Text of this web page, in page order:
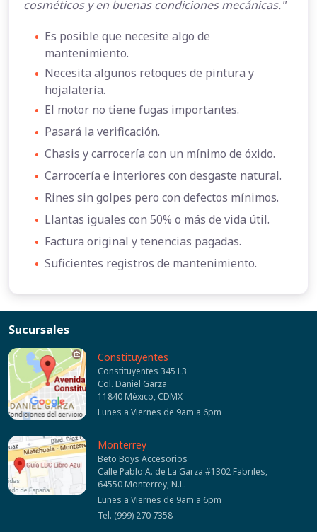
cosméticos y en buenas condiciones mecánicas."
• Es posible que necesite algo de
mantenimiento.
• Necesita algunos retoques de pintura y
hojalatería.
• El motor no tiene fugas importantes.
• Pasará la verificación.
• Chasis y carrocería con un mínimo de óxido.
• Carrocería e interiores con desgaste natural.
• Rines sin golpes pero con defectos mínimos.
• Llantas iguales con 50% o más de vida útil.
• Factura original y tenencias pagadas.
• Suficientes registros de mantenimiento.
Sucursales
Constituyentes
Constituyentes 345 L3
Col. Daniel Garza
11840 México, CDMX
Lunes a Viernes de 9am a 6pm
Monterrey
Beto Boys Accesorios
Calle Pablo A. de La Garza #1302 Fabriles,
64550 Monterrey, N.L.
Lunes a Viernes de 9am a 6pm
Tel. (999) 270 7358